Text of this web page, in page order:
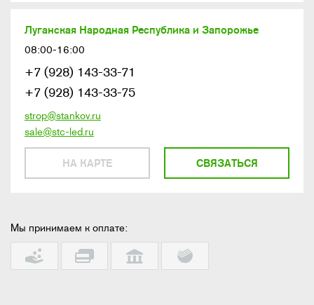
Луганская Народная Республика и Запорожье
08:00-16:00
НА КАРТЕ
+7 (928) 143-33-71
+7 (928) 143-33-75
strop@stankov.ru
sale@stc-led.ru
СВЯЗАТЬСЯ
Мы принимаем к оплате: